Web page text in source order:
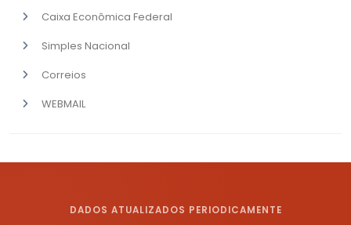
Caixa Econômica Federal
Simples Nacional
Correios
WEBMAIL
DADOS ATUALIZADOS PERIODICAMENTE